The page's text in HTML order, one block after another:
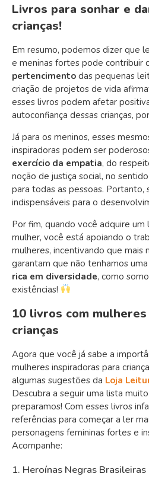
Livros para sonhar e
crianças!
Em resumo, podemos dizer que
e meninas fortes pode contribuir
pertencimento das pequenas
criação de projetos de vida
esses livros podem afetar
autoconfiança dessas crianças,
Já para os meninos, esses
inspiradoras podem ser
exercício da empatia, do
noção de justiça social, no
para todas as pessoas. Portanto,
indispensáveis para o
Por fim, quando você adquire
mulher, você está apoiando o
mulheres, incentivando que mais
garantam que não tenhamos uma
rica em diversidade, como
existências!
10 livros com
crianças
Agora que você já sabe a
mulheres inspiradoras para
algumas sugestões da Loja
Descubra a seguir uma lista
preparamos! Com esses livros
referências para começar a ler
personagens femininas fortes e
Acompanhe:
1. Heroínas Negras